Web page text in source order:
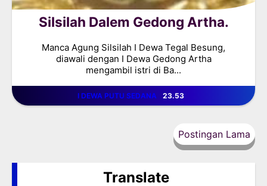
Silsilah Dalem Gedong Artha.
Manca Agung Silsilah I Dewa Tegal Besung,
diawali dengan I Dewa Gedong Artha
mengambil istri di Ba...
I DEWA PUTU SEDANA 23.53
Postingan Lama
Translate